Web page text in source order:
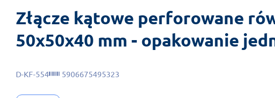
Złącze kątowe perforowane
50x50x40 mm - opakowanie
D-KF-554 5906675495323